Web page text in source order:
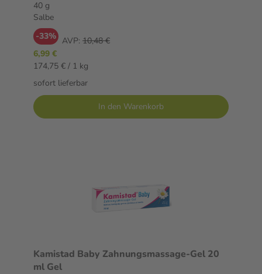
40 g
Salbe
-33% AVP: 10,48 €
6,99 €
174,75 € / 1 kg
sofort lieferbar
In den Warenkorb
Kamistad Baby Zahnungsmassage-Gel 20
ml Gel